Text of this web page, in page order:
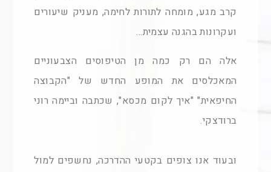
קרב מגע, מומחה לתורות לחימה, מעניק שיעורים
ועקרונות בהגנה עצמית…
אלה הם רק כמה מן הטיפוסים הצבעוניים
המאכלסים את המופע החדש של "הקבוצה
החיפאית" "איך לקום מכסא", שכתבה וביימה רוני
ברודצקי.
ובעוד אנו צופים בקטעי ההדרכה, נחשפים למול